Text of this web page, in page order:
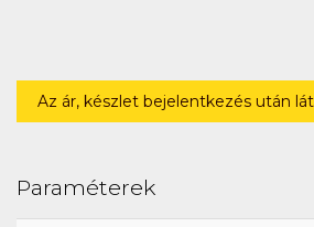
Az ár, készlet bejelentkezés után
Paraméterek